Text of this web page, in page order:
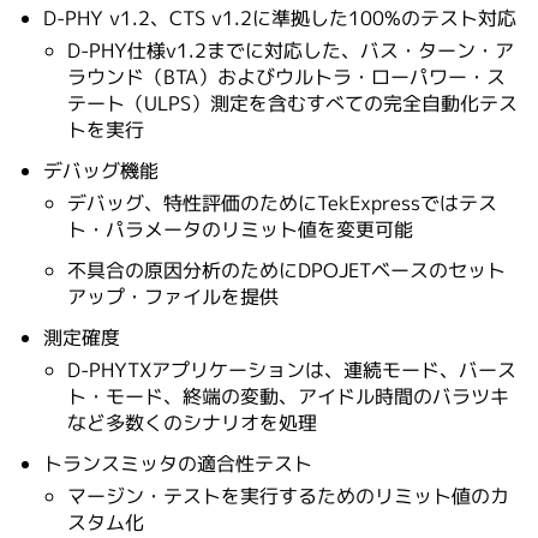
D-PHY v1.2、CTS v1.2に準拠した100%のテスト対応
D-PHY仕様v1.2までに対応した、バス・ターン・ア
ラウンド（BTA）およびウルトラ・ローパワー・ス
テート（ULPS）測定を含むすべての完全自動化テス
トを実行
デバッグ機能
デバッグ、特性評価のためにTekExpressではテス
ト・パラメータのリミット値を変更可能
不具合の原因分析のためにDPOJETベースのセット
アップ・ファイルを提供
測定確度
D-PHYTXアプリケーションは、連続モード、バース
ト・モード、終端の変動、アイドル時間のバラツキ
など多数くのシナリオを処理
トランスミッタの適合性テスト
マージン・テストを実行するためのリミット値のカ
スタム化